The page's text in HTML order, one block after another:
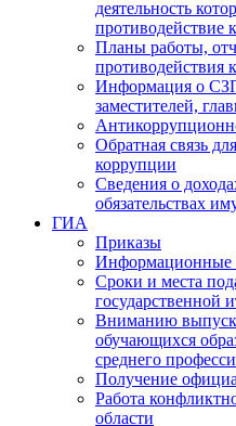
деятельность
противодействие
Планы работы,
противодействия
Информация о
заместителей,
Обратная связь
коррупции
Сведения о
обязательствах
ГИА
Приказы
Информационные
Сроки и места
государственной
Вниманию
обучающихся
среднего
Получение
Работа
области